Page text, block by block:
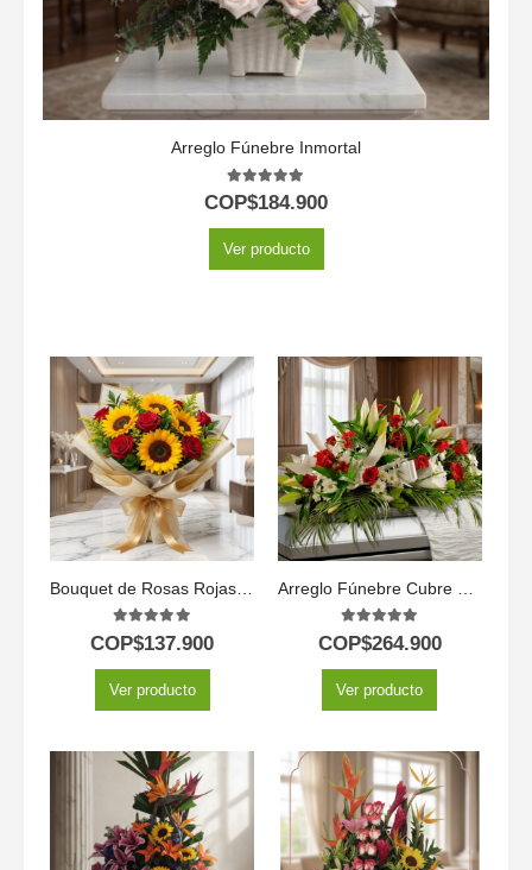
Arreglo Fúnebre Inmortal
5.00out of 5
COP$184.900
Ver producto
5.00out of 5
COP$137.900
Ver producto
5.00out of 5
COP$264.900
Ver producto